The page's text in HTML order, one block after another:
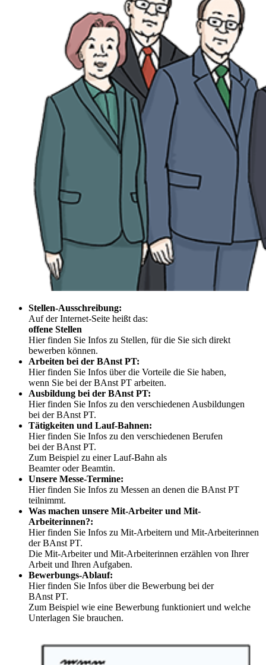
Stellen-Ausschreibung:
Auf der Internet-Seite heißt das:
offene Stellen
Hier finden Sie Infos zu Stellen, für die Sie sich direkt
bewerben können.
Arbeiten bei der BAnst PT:
Hier finden Sie Infos über die Vorteile die Sie haben,
wenn Sie bei der BAnst PT arbeiten.
Ausbildung bei der BAnst PT:
Hier finden Sie Infos zu den verschiedenen Ausbildungen
bei der BAnst PT.
Tätigkeiten und Lauf-Bahnen:
Hier finden Sie Infos zu den verschiedenen Berufen
bei der BAnst PT.
Zum Beispiel zu einer Lauf-Bahn als
Beamter oder Beamtin.
Unsere Messe-Termine:
Hier finden Sie Infos zu Messen an denen die BAnst PT
teilnimmt.
Was machen unsere Mit-Arbeiter und Mit-
Arbeiterinnen?:
Hier finden Sie Infos zu Mit-Arbeitern und Mit-Arbeiterinnen
der BAnst PT.
Die Mit-Arbeiter und Mit-Arbeiterinnen erzählen von Ihrer
Arbeit und Ihren Aufgaben.
Bewerbungs-Ablauf:
Hier finden Sie Infos über die Bewerbung bei der
BAnst PT.
Zum Beispiel wie eine Bewerbung funktioniert und welche
Unterlagen Sie brauchen.